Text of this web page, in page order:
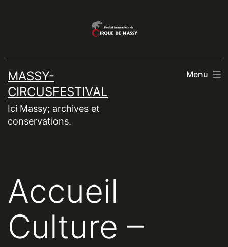
MASSY-
CIRCUSFESTIVAL
Ici Massy; archives et
conservations.
Menu
Accueil
Culture –